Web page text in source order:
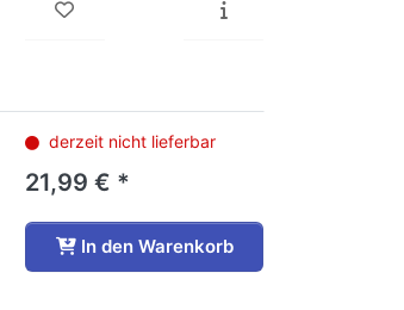
derzeit nicht lieferbar
21,99 € *
In den Warenkorb